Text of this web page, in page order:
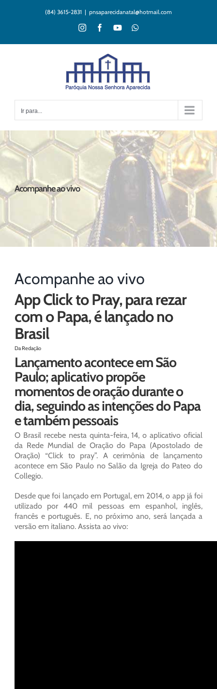
(84) 3615-2831 | pnsaparecidanatal@hotmail.com
InstagramFacebookYouTubeWhatsApp
Ir para...
Acompanhe ao vivo
Acompanhe ao vivo
App Click to Pray, para rezar
com o Papa, é lançado no
Brasil
Da Redação
Lançamento acontece em São
Paulo; aplicativo propõe
momentos de oração durante o
dia, seguindo as intenções do Papa
e também pessoais
O Brasil recebe nesta quinta-feira, 14, o aplicativo oficial
da Rede Mundial de Oração do Papa (Apostolado de
Oração) “Click to pray”. A cerimônia de lançamento
acontece em São Paulo no Salão da Igreja do Pateo do
Collegio.
Desde que foi lançado em Portugal, em 2014, o app já foi
utilizado por 440 mil pessoas em espanhol, inglês,
francês e português. E, no próximo ano, será lançada a
versão em italiano. Assista ao vivo: